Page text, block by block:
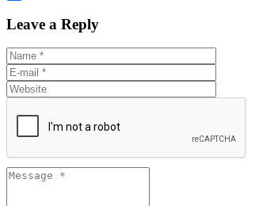
Leave a Reply